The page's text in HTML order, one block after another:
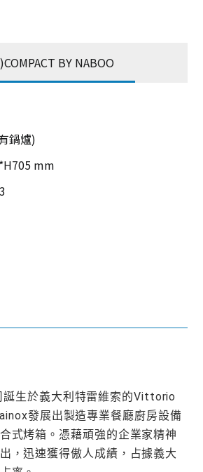
BY NABOO
鍋爐)
mm
生於義大利特雷維索的Vittorio
發展出製造專業餐廳廚房設備
式烤箱。憑藉頑強的企業家精神
，迅速獲得傲人成績，占據義大